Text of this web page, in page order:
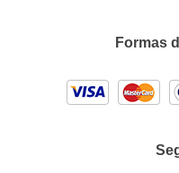
Formas